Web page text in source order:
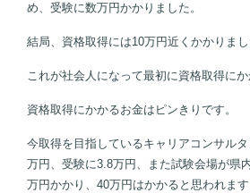
め、受験に数万円かかりました。
結局、資格取得には10万円近くかかりまし
これが社会人になって最初に資格取得にか
資格取得にかかるお金はピンきりです。
今取得を目指しているキャリアコンサル
万円、受験に3.8万円、また試験会場が県
万円かかり、 40万円はかかると思われます